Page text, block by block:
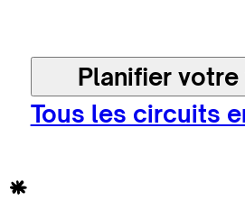
Planifier votre
Tous les circuits